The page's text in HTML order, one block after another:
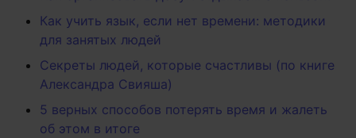
Как учить язык, если нет времени: методики
для занятых людей
Секреты людей, которые счастливы (по книге
Александра Свияша)
5 верных способов потерять время и жалеть
об этом в итоге